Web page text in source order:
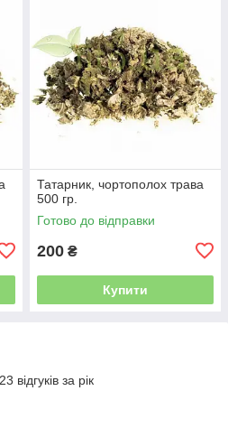
Татарник, чортополох трава
500 гр.
Готово до відправки
200 ₴
Купити
відгуків за рік